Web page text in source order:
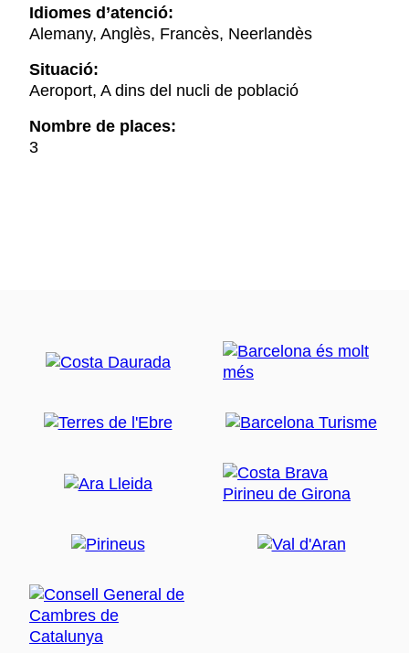
Idiomes d’atenció:
Alemany, Anglès, Francès, Neerlandès
Situació:
Aeroport, A dins del nucli de població
Nombre de places:
3